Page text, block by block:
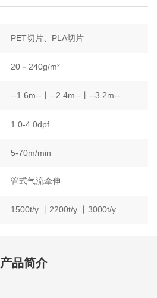
PET切片、PLA切片
20－240g/m²
--1.6m--丨--2.4m--丨--3.2m--
1.0-4.0dpf
5-70m/min
管式气流牵伸
1500t/y 丨2200t/y 丨3000t/y
产品简介